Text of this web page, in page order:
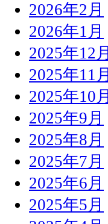
2026年2月
2026年1月
2025年12月
2025年11月
2025年10月
2025年9月
2025年8月
2025年7月
2025年6月
2025年5月